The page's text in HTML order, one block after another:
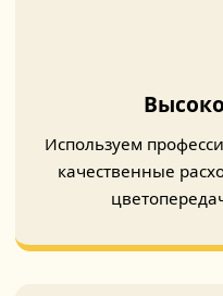
Используем
качественные